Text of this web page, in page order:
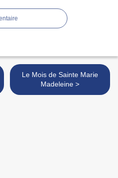
Le Mois de Sainte Marie
Madeleine >